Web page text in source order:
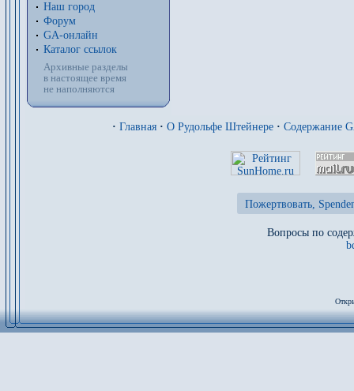
Наш город
Форум
GA-онлайн
Каталог ссылок
Архивные разделы
в настоящее время
не наполняются
· Главная · О Рудольфе Штейнере · Содержание
Пожертвовать,
Вопросы по